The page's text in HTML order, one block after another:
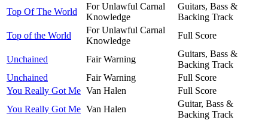
Top Of The World
For Unlawful Carnal
Knowledge
Guitars, Bass &
Backing Track
Top of the World
For Unlawful Carnal
Knowledge
Full Score
Unchained Fair Warning
Guitars, Bass &
Backing Track
Unchained
Fair Warning
Full Score
You Really Got Me Van Halen
Full Score
You Really Got Me Van Halen
Guitar, Bass &
Backing Track